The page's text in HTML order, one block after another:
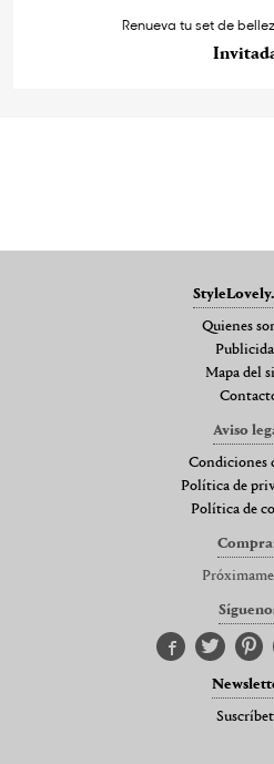
Renueva tu set de
Quienes
Mapa del
Aviso
Condiciones
Política de
Política de